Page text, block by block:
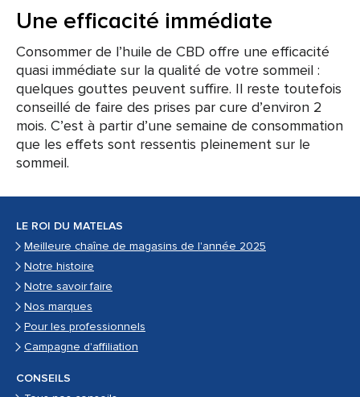
Une efficacité immédiate
Consommer de l’huile de CBD offre une efficacité
quasi immédiate sur la qualité de votre sommeil :
quelques gouttes peuvent suffire. Il reste toutefois
conseillé de faire des prises par cure d’environ 2
mois. C’est à partir d’une semaine de consommation
que les effets sont ressentis pleinement sur le
sommeil.
LE ROI DU MATELAS
Meilleure chaîne de magasins de l'année 2025
Notre histoire
Notre savoir faire
Nos marques
Pour les professionnels
Campagne d'affiliation
CONSEILS